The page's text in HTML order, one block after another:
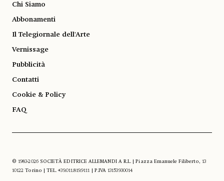
Chi Siamo
Abbonamenti
Il Telegiornale dell'Arte
Vernissage
Pubblicità
Contatti
Cookie & Policy
FAQ
© 1983-2026 SOCIETÀ EDITRICE ALLEMANDI A R.L. | Piazza Emanuele Filiberto, 13
10122 Torino | TEL. +39.011.819.9111 | P.IVA 13153930014